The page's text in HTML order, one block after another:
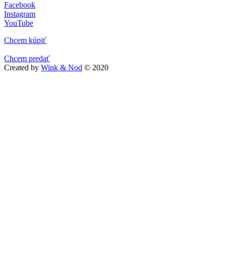
Facebook
Instagram
YouTube
Chcem kúpiť
Chcem predať
Created by Wink & Nod © 2020